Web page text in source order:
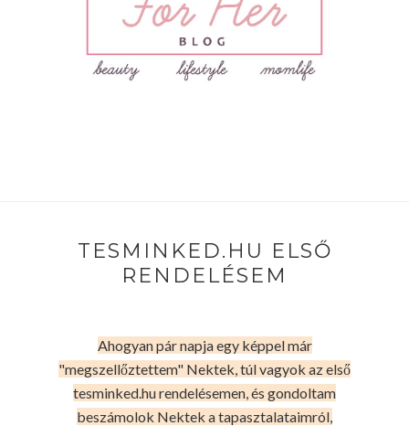
TESMINKED.HU ELSŐ
RENDELÉSEM
Ahogyan pár napja egy képpel már
"megszellőztettem" Nektek, túl vagyok az első
tesminked.hu rendelésemen, és gondoltam
beszámolok Nektek a tapasztalataimról,